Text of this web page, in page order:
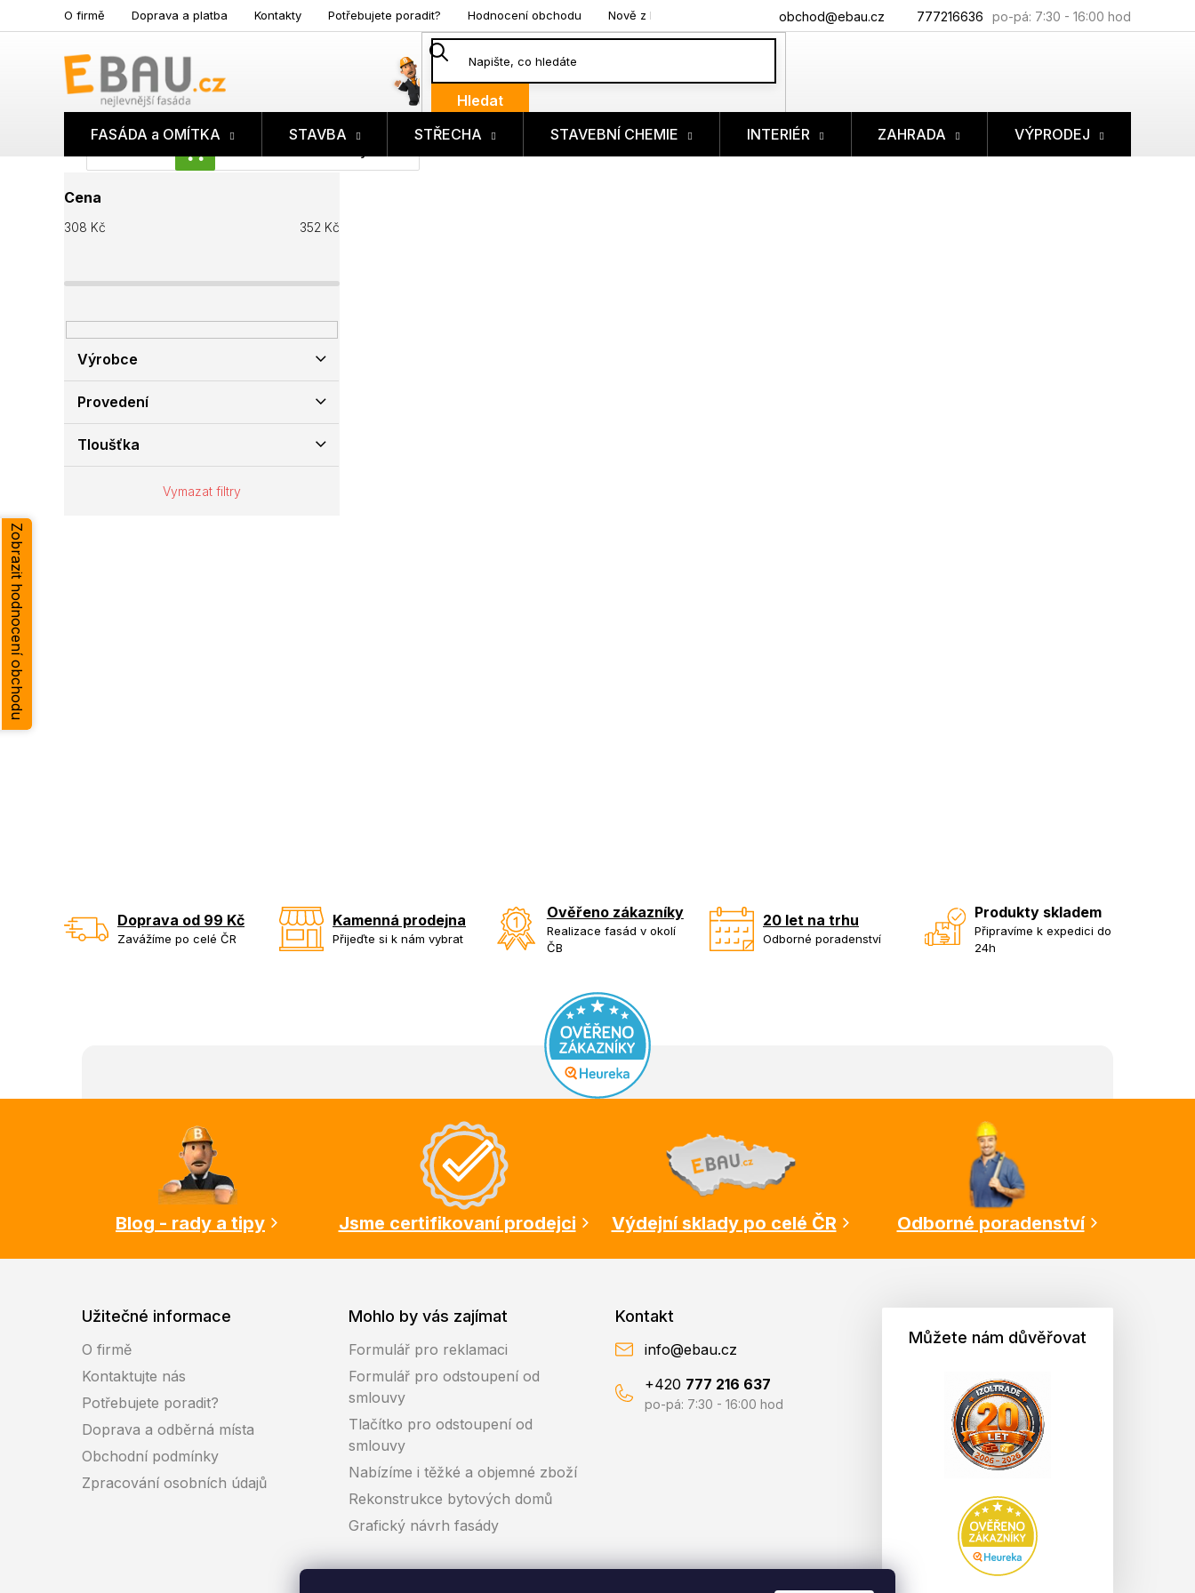
na
777216636
obchod@ebau.cz
O firmě Doprava a platba Kontakty Potřebujete poradit? Hodnocení obchodu Nově z blogu
Hledat
NÁKUPNÍ
FASÁDA a OMÍTKA STAVBA STŘECHA STAVEBNÍ CHEMIE INTERIÉR ZAHRADA VÝPRODEJ
o
s
a
n
í
a
Cena
308 Kč 352 Kč
Výrobce
Provedení
Tloušťka
Vymazat filtry
Doprava od 99 Kč
Zavážíme po celé ČR
Kamenná prodejna
Přijeďte si k nám vybrat
Ověřeno zákazníky
Realizace fasád v okolí
ČB
20 let na trhu
Odborné poradenství
Produkty skladem
Připravíme k expedici do
24h
Blog - rady a tipy
Jsme certifikovaní prodejci Výdejní sklady po celé ČR Odborné poradenství
Užitečné informace
O firmě
Kontaktujte nás
Potřebujete poradit?
Doprava a odběrná místa
Obchodní podmínky
Zpracování osobních údajů
Mohlo by vás zajímat
Formulář pro reklamaci
Formulář pro odstoupení od
smlouvy
Tlačítko pro odstoupení od
smlouvy
Nabízíme i těžké a objemné zboží
Rekonstrukce bytových domů
Grafický návrh fasády
Kontakt
info@ebau.cz
+420 777 216 637
po-pá: 7:30 - 16:00 hod
Můžete nám důvěřovat
Zobrazit hodnocení obchodu